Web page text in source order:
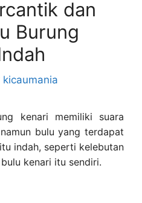
dan
Burung
kicaumania
kenari memiliki suara
bulu yang terdapat
indah, seperti kelebutan
kenari itu sendiri.